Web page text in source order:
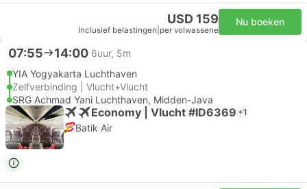
USD 159
Inclusief belastingen per volwassene
Nu boeken
07:55 14:00 6uur, 5m
YIA Yogyakarta Luchthaven
Zelfverbinding | Vlucht+Vlucht
SRG Achmad Yani Luchthaven, Midden-Java
Economy | Vlucht #ID6369 +1
Batik Air